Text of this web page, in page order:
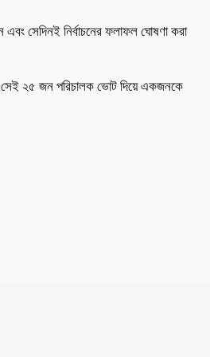
এবং সেদিনই নির্বাচনের ফলাফল ঘোষণা করা
সেই ২৫ জন পরিচালক ভোট দিয়ে একজনকে